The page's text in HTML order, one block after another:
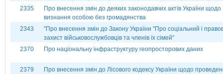
2335
Про внесення змін до деяких законодавчих актів України щодо
визнання особою без громадянства
2343
"Про внесення змін до Закону України "Про соціальний і
захист військовослужбовців та членів їх сімей"
2370
Про національну інфраструктуру геопросторових даних
2379
Про внесення змін до Лісового кодексу України щодо